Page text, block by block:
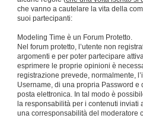
che vanno a cautelare la vita della
suoi partecipanti:
Modeling Time è un Forum Protetto.
Nel forum protetto, l’utente non
argomenti e per poter partecipare
esprimere le proprie opinioni è
registrazione prevede, normalmente,
Username, di una propria Password e
posta elettronica. In tal modo è
la responsabilità per i contenuti inviati
una corresponsabilità del moderatore